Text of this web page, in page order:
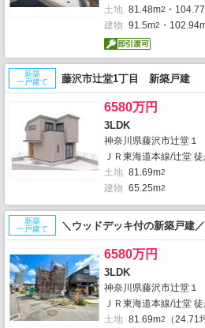
土地 81.48m2 ・
建物 91.5m2 ・
新築
一戸建て
藤沢市辻堂1丁目 新築戸建
6580万円
3LDK
神奈川県藤沢市辻堂１
ＪＲ東海道本線/辻堂
土地 81.69m2
建物 65.25m2
新築
一戸建て
＼ウッドデッキ付の新築戸建
6580万円
3LDK
神奈川県藤沢市辻堂１
ＪＲ東海道本線/辻堂
土地 81.69m2
（24.71